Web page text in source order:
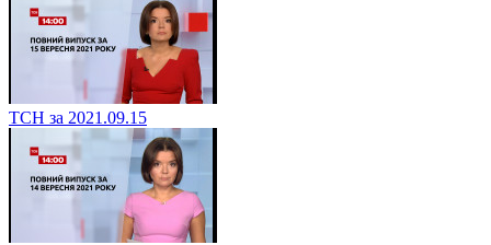
ТСН за 2021.09.15